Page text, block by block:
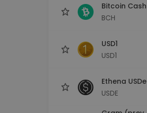
Bitcoin Cash
BCH
USD1
USD1
Ethena USDe
USDE